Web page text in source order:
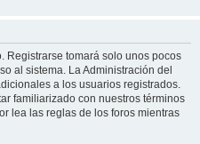
Registrarse tomará solo unos pocos
al sistema. La Administración del
a los usuarios registrados.
familiarizado con nuestros términos
lea las reglas de los foros mientras